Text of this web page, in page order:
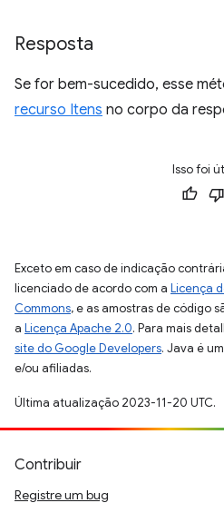
Resposta
Se for bem-sucedido, esse
recurso Itens no corpo da
Isso foi
Exceto em caso de indicação
licenciado de acordo com a Licença
Commons, e as amostras de código
a Licença Apache 2.0. Para mais
site do Google Developers. Java é
e/ou afiliadas.
Última atualização 2023-11-20 UTC.
Contribuir
Registre um bug